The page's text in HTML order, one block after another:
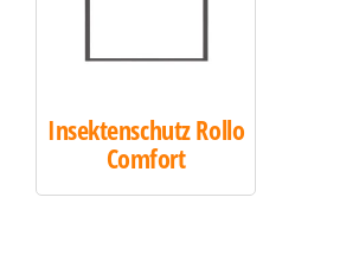
Insektenschutz Rollo
Comfort